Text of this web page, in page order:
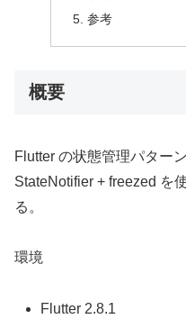
参考
概要
Flutter の状態管理パター
StateNotifier + freezed を
る。
環境
Flutter 2.8.1